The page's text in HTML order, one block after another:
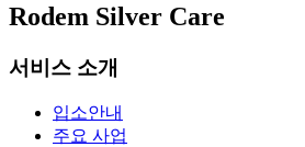
Rodem Silver Care
서비스 소개
입소안내
주요 사업